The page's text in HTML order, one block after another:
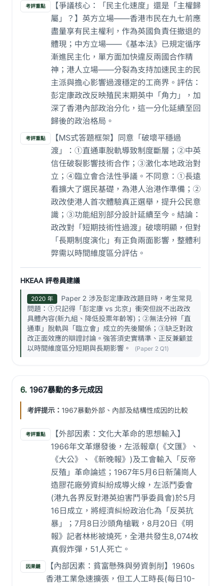
考評重點
【爭議核心：「民主化速度」還是「主權歸
屬」？】英方立場——香港市民在九七前應
盡量享有民主權利，作為英國負責任撤退的
體現；中方立場——《基本法》已規定循序
漸進民主化，單方面加快違反兩國合作精
神；港人立場——分裂為支持加速民主的民
主派與擔心影響過渡穩定的工商界。評估：
彭定康政改反映殖民末期英中「角力」，加
深了香港內部政治分化，這一分化延續至回
歸後的政治格局。
考評重點
【MS式答題框架】同意「破壞平穩過
渡」：①直通車脫軌導致制度斷層；②中英
信任破裂影響技術合作；③激化本地政治對
立；④臨立會合法性爭議。不同意：①長遠
看擴大了選民基礎，為港人治港作準備；②
政改使港人首次體驗真正選舉，提升公民意
識；③功能組別部分設計延續至今。結論：
政改對「短期技術性過渡」破壞明顯，但對
「長期制度演化」有正負兩面影響，整體利
弊需以時間維度區分評估。
HKEAA 評卷員建議
2020 年
Paper 2 涉及彭定康政改題目時，考生常見
問題：①只記得「彭定康 vs 北京」衝突但說不出政改
具體內容(新九組、降低投票年齡等)；②無法分辨「直
通車」脫軌與「臨立會」成立的先後關係；③缺乏對政
改正面效應的辯證討論。強答須史實精準、正反兼顧並
以時間維度區分短期與長期影響。
(Paper 2 Q1)
6. 1967暴動的多元成因
考評提示： 1967暴動外部、內部及結構性成因的比較
考評重點
【外部因素：文化大革命的思想輸入】
1966年文革爆發後，左派報章(《文匯》、
《大公》、《新晚報》)及工會輸入「反帝
反殖」革命論述；1967年5月6日新蒲崗人
造膠花廠勞資糾紛成導火線，左派鬥委會
(港九各界反對港英迫害鬥爭委員會)於5月
16日成立，將經濟糾紛政治化為「反英抗
暴」；7月8日沙頭角槍戰，8月20日《明
報》記者林彬被燒死，全港共發生8,074枚
真假炸彈，51人死亡。
因果鏈
【內部因素：貧富懸殊與勞資剝削】1960s
香港工業急速擴張，但工人工時長(每日10-